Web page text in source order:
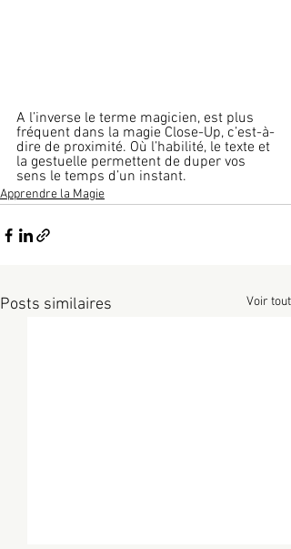
A l’inverse le terme magicien, est plus
fréquent dans la magie Close-Up, c’est-à-
dire de proximité. Où l’habilité, le texte et
la gestuelle permettent de duper vos
sens le temps d’un instant.
Apprendre la Magie
Posts similaires Voir tout